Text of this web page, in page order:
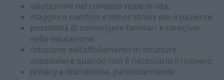
valutazione nel contesto reale di vita;
maggiore comfort e minor stress per il paziente;
possibilità di coinvolgere familiari e caregiver
nella valutazione;
riduzione dell'affollamento in strutture
ospedaliere quando non è necessario il ricovero;
privacy e discrezione, particolarmente